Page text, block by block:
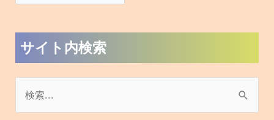
サイト内検索